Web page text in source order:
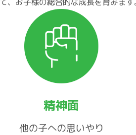
精神面
他の子への思いやり